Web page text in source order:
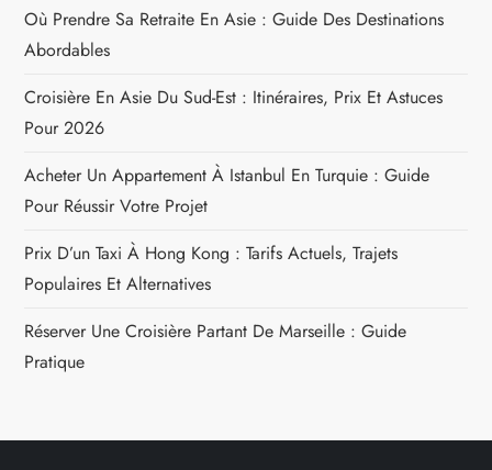
Où Prendre Sa Retraite En Asie : Guide Des Destinations
Abordables
Croisière En Asie Du Sud-Est : Itinéraires, Prix Et Astuces
Pour 2026
Acheter Un Appartement À Istanbul En Turquie : Guide
Pour Réussir Votre Projet
Prix D’un Taxi À Hong Kong : Tarifs Actuels, Trajets
Populaires Et Alternatives
Réserver Une Croisière Partant De Marseille : Guide
Pratique